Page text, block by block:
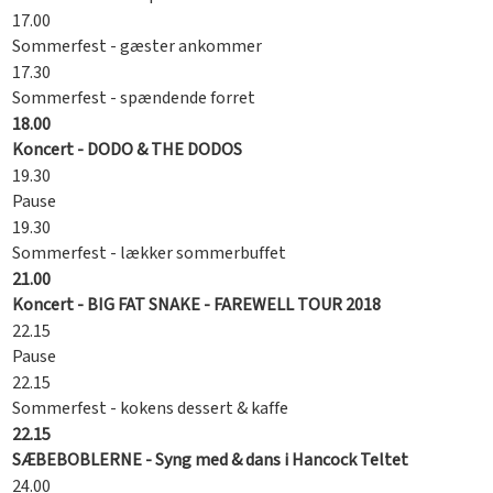
17.00
Sommerfest - gæster ankommer
17.30
Sommerfest - spændende forret
18.00
Koncert - DODO & THE DODOS
19.30
Pause
19.30
Sommerfest - lækker sommerbuffet
21.00
Koncert - BIG FAT SNAKE - FAREWELL TOUR 2018
22.15
Pause
22.15
Sommerfest - kokens dessert & kaffe
22.15
SÆBEBOBLERNE - Syng med & dans i Hancock Teltet
24.00